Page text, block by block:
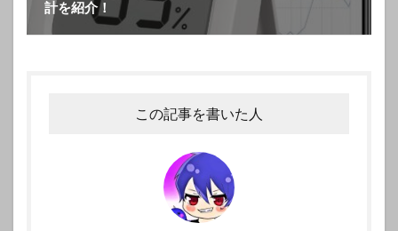
計を紹介！
この記事を書いた人